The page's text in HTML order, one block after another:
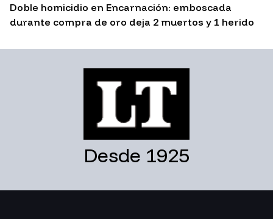
Doble homicidio en Encarnación: emboscada
durante compra de oro deja 2 muertos y 1 herido
Desde 1925